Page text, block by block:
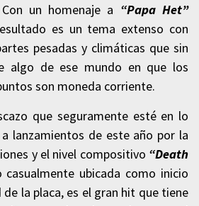
un homenaje a “Papa Het”
es un tema extenso con
pesadas y climáticas que sin
algo de ese mundo en que los
son moneda corriente.
que seguramente esté en lo
lanzamientos de este año por la
y el nivel compositivo “Death
casualmente ubicada como inicio
la placa, es el gran hit que tiene